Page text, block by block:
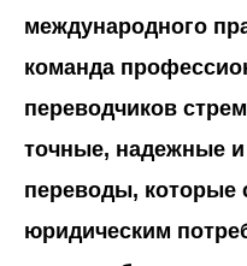
международного
команда
переводчиков
точные, надежные
переводы, которые
юридическим